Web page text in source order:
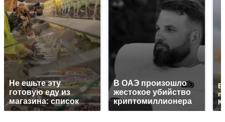
Не ешьте эту
готовую еду из
магазина: список
В ОАЭ произошло
жестокое убийство
криптомиллионера